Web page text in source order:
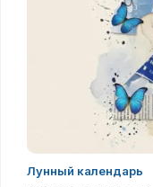
Лунный календарь